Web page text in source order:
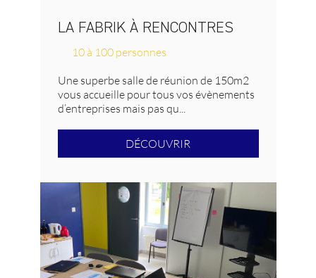
LA FABRIK À RENCONTRES
10 à 100 personnes
Une superbe salle de réunion de 150m2
vous accueille pour tous vos évènements
d’entreprises mais pas qu...
DÉCOUVRIR